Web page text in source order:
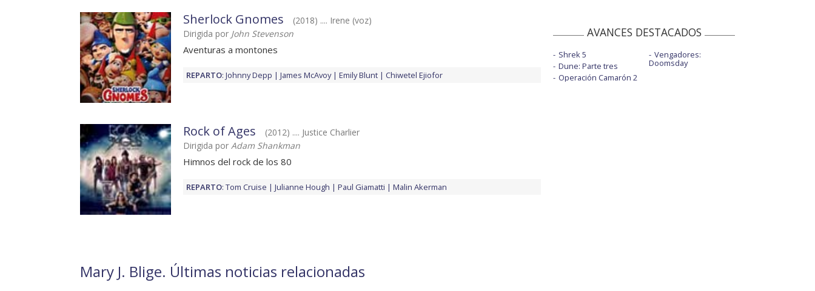
Sherlock Gnomes
(2018) .... Irene (voz)
Dirigida por John Stevenson
Aventuras a montones
REPARTO: Johnny Depp James McAvoy Emily Blunt Chiwetel Ejiofor
Rock of Ages
(2012) .... Justice Charlier
Dirigida por Adam Shankman
Himnos del rock de los 80
REPARTO: Tom Cruise Julianne Hough Paul Giamatti Malin Akerman
Mary J. Blige. Últimas noticias relacionadas
AVANCES DESTACADOS
Shrek 5
Dune: Parte tres
Operación Camarón 2
Vengadores:
Doomsday